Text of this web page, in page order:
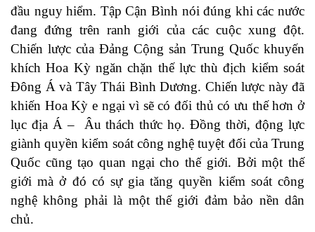
đầu nguy hiểm. Tập Cận Bình nói đúng khi các nước
đang đứng trên ranh giới của các cuộc xung đột.
Chiến lược của Đảng Cộng sản Trung Quốc khuyến
khích Hoa Kỳ ngăn chặn thế lực thù địch kiểm soát
Đông Á và Tây Thái Bình Dương. Chiến lược này đã
khiến Hoa Kỳ e ngại vì sẽ có đối thủ có ưu thế hơn ở
lục địa Á – Âu thách thức họ. Đồng thời, động lực
giành quyền kiểm soát công nghệ tuyệt đối của Trung
Quốc cũng tạo quan ngại cho thế giới. Bởi một thế
giới mà ở đó có sự gia tăng quyền kiểm soát công
nghệ không phải là một thế giới đảm bảo nền dân
chủ.